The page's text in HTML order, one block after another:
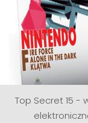
Top Secret 15 -